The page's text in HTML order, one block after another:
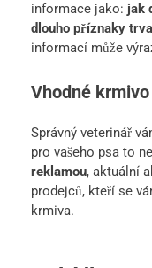
informace jako: jak
dlouho příznaky
informací může
Vhodné
Správný veterinář
pro vašeho psa to
reklamou, aktuální
prodejců, kteří se
krmiva.